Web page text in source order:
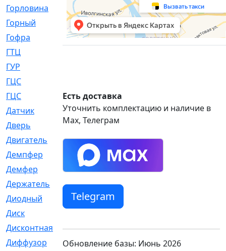
Горловина
Горный
[1]
Гофра
[86]
ГТЦ
ГУР
ГЦC
ГЦС
[74]
Датчик
[969]
Дверь
[249]
Двигатель
[64]
Демпфер
[2]
Демфер
[1]
Держатель
[5]
Диодный
[3]
Диск
Дисконтная
[1]
Диффузор
[1]
Есть доставка
Уточнить комплектацию и наличие в
Max, Телеграм
Telegram
Обновление базы: Июнь 2026